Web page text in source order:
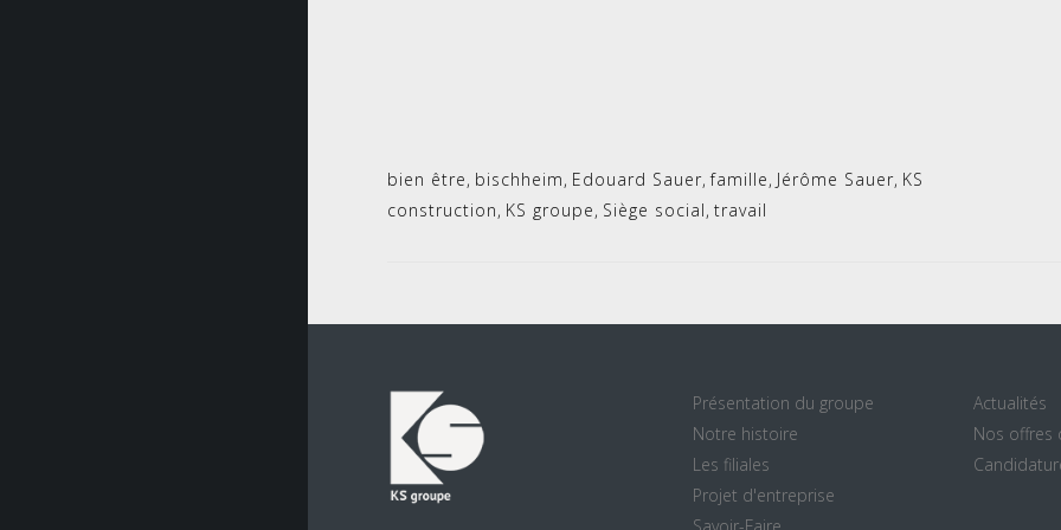
bien être, bischheim, Edouard Sauer,famille, Jérôme Sauer, KS
construction, KS groupe, Siège social, travail
Présentation du groupe
Notre histoire
Les filiales
Projet d'entreprise
Savoir-Faire
Actualités
Nos offres